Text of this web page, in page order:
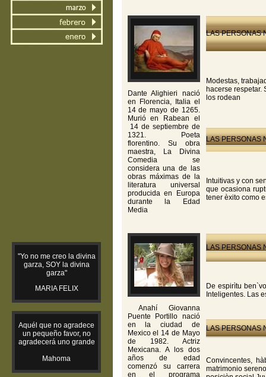
"Yo no me creo la divina
garza, SOY la divina
garza"
MARIA FELIX
Aquél que no agradece
un pequeño favor, no
agradecerá uno grande
Mahoma
Dante Alighieri nació
en Florencia, Italia el
14 de mayo de 1265.
Murió en Rabean el
14 de septiembre de
1321. Poeta
florentino. Su obra
maestra, La Divina
Comedia se
considera una de las
obras máximas de la
literatura universal
producida en Europa
durante la Edad
Media
LAS PERSONAS
Modestas,
hacerse
los rodean
LAS PERSONAS
Intuitivas y con
que ocasiona
tener èxito como
Anahí Giovanna
Puente Portillo nació
en la ciudad de
Mexico el 14 de Mayo
de 1982. Actriz
Mexicana. A los dos
años de edad
comenzó su carrera
en el programa
LAS PERSONAS
De espirìtu
Inteligentes. Las
LAS PERSONAS
Convincentes,
matrimonio